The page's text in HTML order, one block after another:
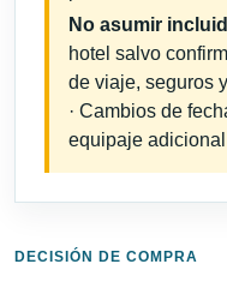
No asumir
hotel salvo
de viaje, seguros
· Cambios de
equipaje
DECISIÓN DE COMPRA